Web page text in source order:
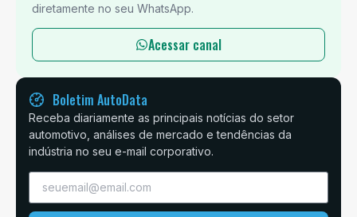
diretamente no seu WhatsApp.
Acessar canal
Boletim AutoData
Receba diariamente as principais notícias do setor
automotivo, análises de mercado e tendências da
indústria no seu e-mail corporativo.